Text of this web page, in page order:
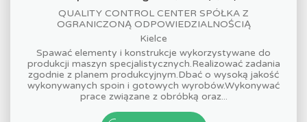
QUALITY CONTROL CENTER SPÓŁKA Z
OGRANICZONĄ ODPOWIEDZIALNOŚCIĄ
Kielce
Spawać elementy i konstrukcje wykorzystywane do
produkcji maszyn specjalistycznych.Realizować zadania
zgodnie z planem produkcyjnym.Dbać o wysoką jakość
wykonywanych spoin i gotowych wyrobów.Wykonywać
prace związane z obróbką oraz...